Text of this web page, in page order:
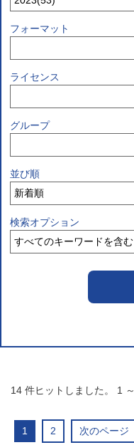
フォーマット
ライセンス
グループ
並び順
検索オプション
14 件ヒットしました。 1 ～
1 2 次のページ